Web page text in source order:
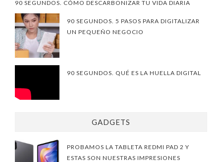
90 SEGUNDOS. CÓMO DESCARBONIZAR TU VIDA DIARIA
90 SEGUNDOS. 5 PASOS PARA DIGITALIZAR
UN PEQUEÑO NEGOCIO
90 SEGUNDOS. QUÉ ES LA HUELLA DIGITAL
GADGETS
PROBAMOS LA TABLETA REDMI PAD 2 Y
ESTAS SON NUESTRAS IMPRESIONES